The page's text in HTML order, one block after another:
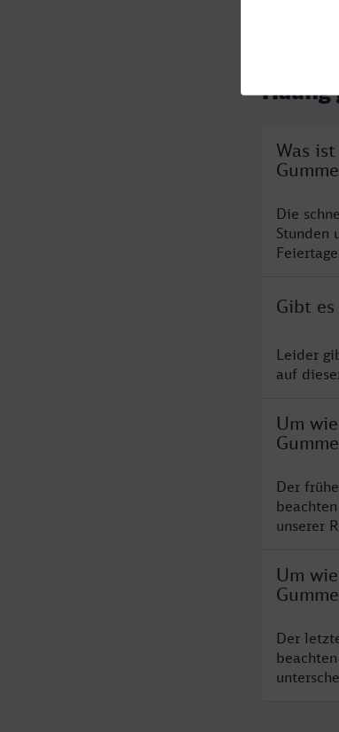
Häufig
Was
Die
Stunden
Gibt
Leider
auf
Um
Der
unserer
Um
Der